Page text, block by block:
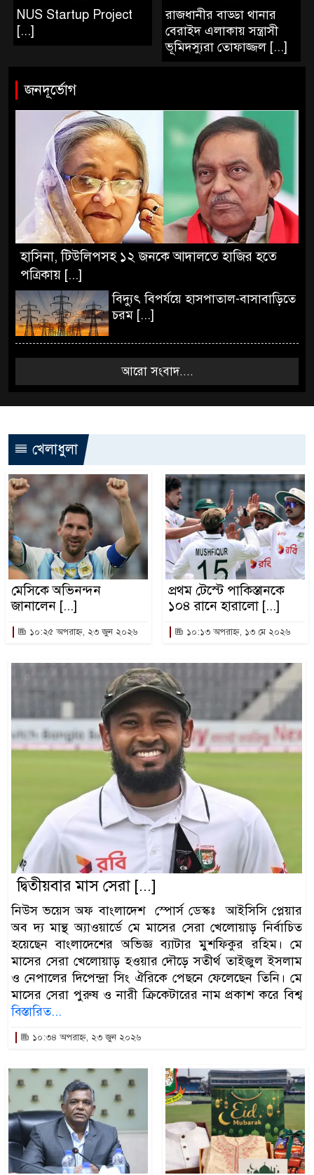
NUS Startup Project
[...]
রাজধানীর বাড্ডা থানার
বেরাইদ এলাকায় সন্ত্রাসী
ভূমিদস‌্যুরা তোফাজ্জল [...]
জনদূর্ভোগ
হাসিনা, টিউলিপসহ ১২ জনকে আদালতে হাজির হতে
পত্রিকায় [...]
বিদ্যুৎ বিপর্যয়ে হাসপাতাল-বাসাবাড়িতে
চরম [...]
আরো সংবাদ....
খেলাধুলা
মেসিকে অভিনন্দন
জানালেন [...]
১০:২৫ অপরাহ্ন, ২৩ জুন ২০২৬
প্রথম টেস্টে পাকিস্তানকে
১০৪ রানে হারালো [...]
১০:১৩ অপরাহ্ন, ১৩ মে ২০২৬
দ্বিতীয়বার মাস সেরা [...]
নিউস ভয়েস অফ বাংলাদেশ স্পোর্স ডেস্কঃ আইসিসি প্লেয়ার
অব দ্য মান্থ অ্যাওয়ার্ডে মে মাসের সেরা খেলোয়াড় নির্বাচিত
হয়েছেন বাংলাদেশের অভিজ্ঞ ব্যাটার মুশফিকুর রহিম। মে
মাসের সেরা খেলোয়াড় হওয়ার দৌড়ে সতীর্থ তাইজুল ইসলাম
ও নেপালের দিপেন্দ্রা সিং ঐরিকে পেছনে ফেলেছেন তিনি। মে
মাসের সেরা পুরুষ ও নারী ক্রিকেটারের নাম প্রকাশ করে বিশ্ব
বিস্তারিত...
১০:৩৪ অপরাহ্ন, ২৩ জুন ২০২৬